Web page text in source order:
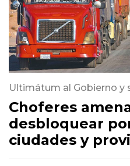
Ultimátum al Gobierno y
Choferes
desbloquear
ciudades y